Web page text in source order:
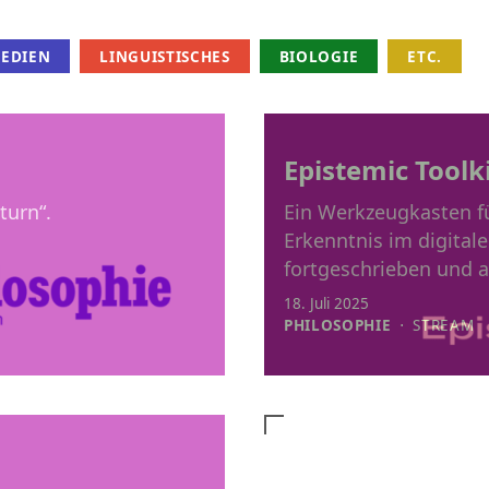
LINGUISTISCHES BIOLOGIE ETC.
Epistemic
Ein Werkzeugkasten
Erkenntnis im
fortgeschrieben und
18. Juli 2025
PHILOSOPHIE ⋅STREAM
Martin Krohs